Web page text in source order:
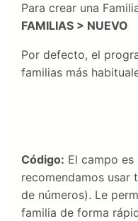
Para crear una
FAMILIAS > NUEVO
Por defecto, el
familias más
Código: El campo
recomendamos usar
de números). Le
familia de forma